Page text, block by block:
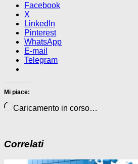
Facebook
X
LinkedIn
Pinterest
WhatsApp
E-mail
Telegram
Mi piace:
Caricamento in corso…
Correlati